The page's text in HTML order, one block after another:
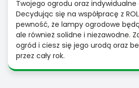
Twojego ogrodu oraz
Decydując się na współpracę z
pewność, że lampy ogrodowe
ale również solidne i niezawodne.
ogród i ciesz się jego urodą oraz
przez cały rok.